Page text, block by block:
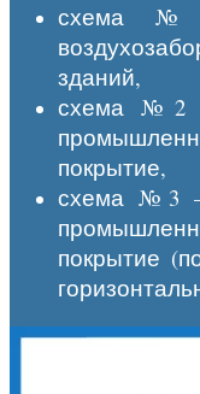
схема
зданий,
схема №2
покрытие,
схема №3 –
покрытие